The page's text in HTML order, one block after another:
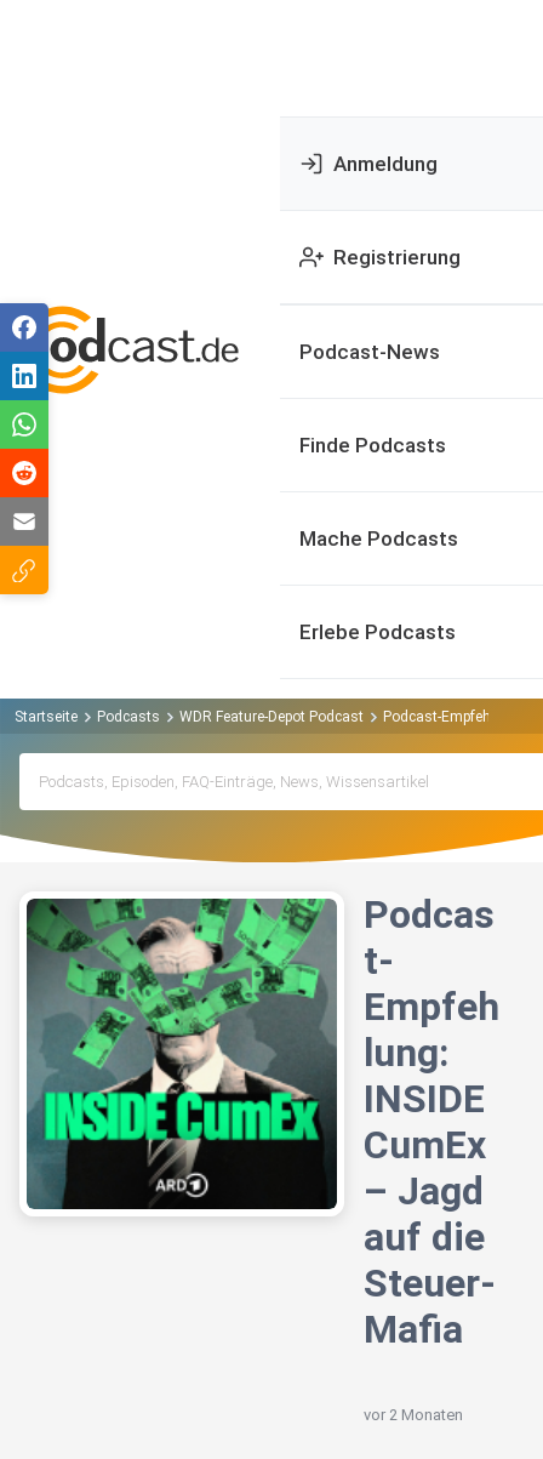
Anmeldung
Registrierung
Podcast-News
Finde Podcasts
Mache Podcasts
Erlebe Podcasts
Startseite Podcasts WDR Feature-Depot Podcast Podcast-Empfehlung:
Podcas
t-
Empfeh
lung:
INSIDE
CumEx
– Jagd
auf die
Steuer-
Mafia
vor 2 Monaten